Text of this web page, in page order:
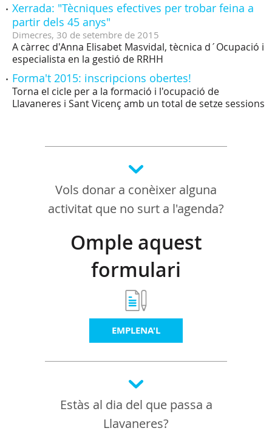
Xerrada: "Tècniques efectives per trobar feina a
partir dels 45 anys"
Dimecres, 30 de setembre de 2015
A càrrec d'Anna Elisabet Masvidal, tècnica d´Ocupació i
especialista en la gestió de RRHH
Forma't 2015: inscripcions obertes!
Torna el cicle per a la formació i l'ocupació de
Llavaneres i Sant Vicenç amb un total de setze sessions
Vols donar a conèixer alguna
activitat que no surt a l'agenda?
Omple aquest
formulari
EMPLENA'L
Estàs al dia del que passa a
Llavaneres?